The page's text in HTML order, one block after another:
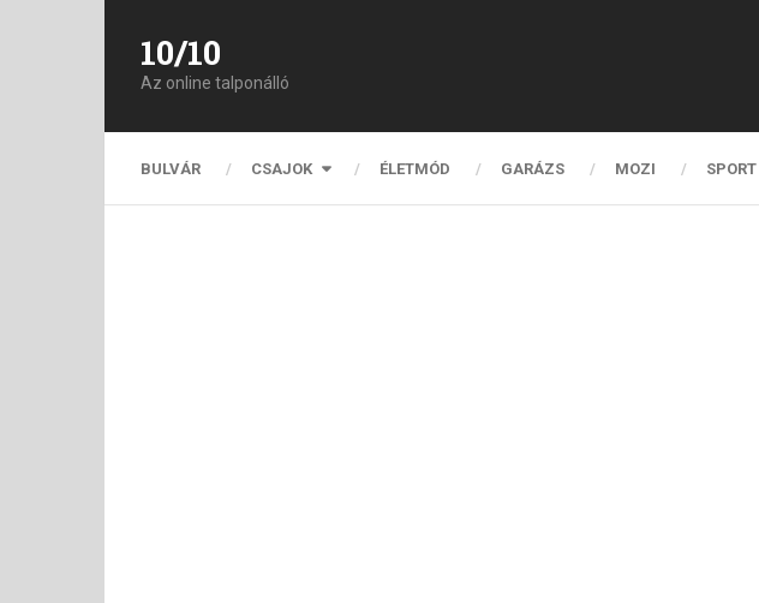
10/10
Az online talponálló
BULVÁR CSAJOK ÉLETMÓD GARÁZS MOZI SPORT